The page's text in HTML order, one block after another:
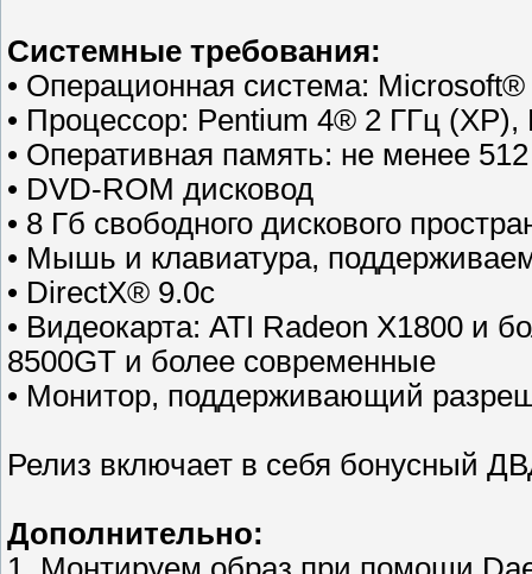
Системные требования:
• Операционная система:
• Процессор: Pentium 4® 2 ГГц
• Оперативная память: не менее
• DVD-ROM дисковод
• 8 Гб свободного дискового
• Мышь и клавиатура,
• DirectX® 9.0c
• Видеокарта: ATI Radeon X1800 и
8500GT и более современные
• Монитор, поддерживающий
Релиз включает в себя бонусный
Дополнительно: